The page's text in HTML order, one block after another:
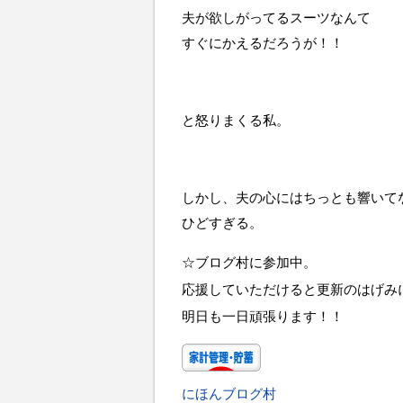
夫が欲しがってるスーツなんて
すぐにかえるだろうが！！
と怒りまくる私。
しかし、夫の心にはちっとも響いて
ひどすぎる。
☆ブログ村に参加中。
応援していただけると更新のはげみ
明日も一日頑張ります！！
にほんブログ村